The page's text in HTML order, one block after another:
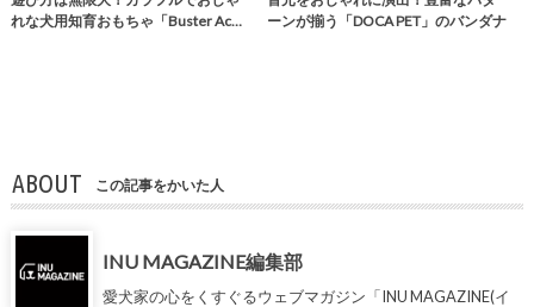
れな犬用知育おもちゃ「Buster Ac…
ーンが揃う「DOCA PET」のバンダナ
ABOUT この記事をかいた人
INU MAGAZINE編集部
愛犬家の心をくすぐるウェブマガジン「INU MAGAZINE(イ